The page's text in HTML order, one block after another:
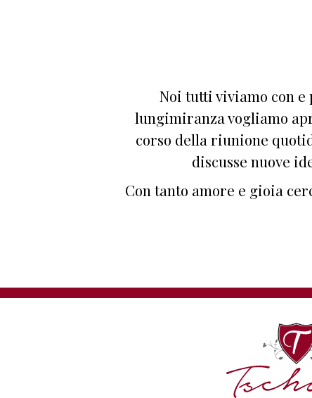
Noi tutti viviamo con
lungimiranza vogliamo
corso della riunione
discusse nuove
Con tanto amore e gioia